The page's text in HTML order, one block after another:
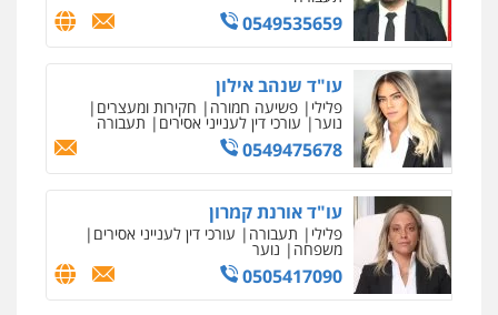
אבי אמר משרד עורכי דין
פלילי משפחה אזרחי מסחרי
0502130230
אברהם שהבזי – משרד עורכי דין
מיסים כלכלי פלילי פשיעה כלכלית הלבנת
הון
0504456555
עו"ד דרוויש נאשף